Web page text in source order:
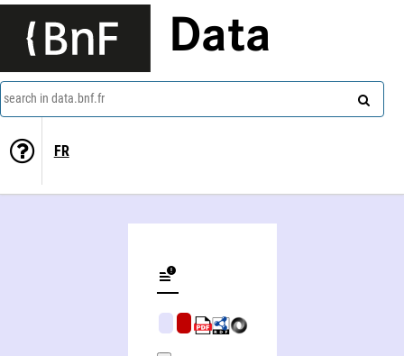
Data
search in data.bnf.fr
FR